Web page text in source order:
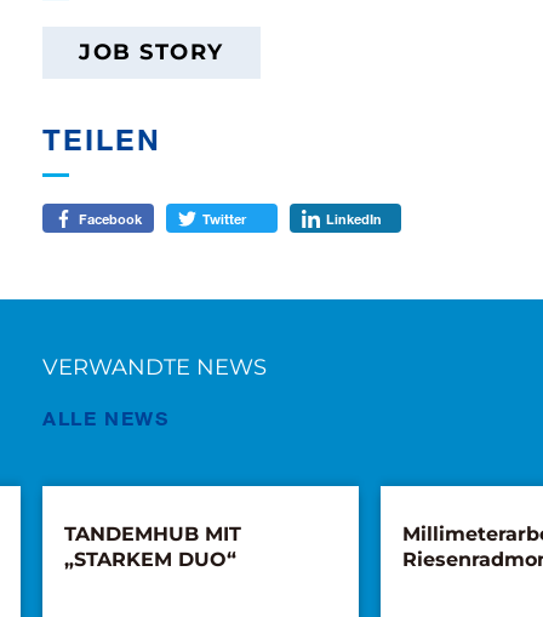
JOB STORY
TEILEN
Facebook Twitter LinkedIn
VERWANDTE NEWS
ALLE NEWS
TANDEMHUB MIT
„STARKEM DUO“